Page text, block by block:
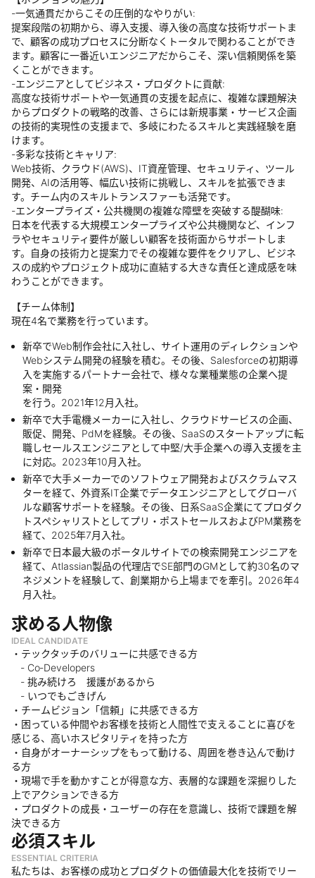
-一気通貫だからこその圧倒的なやりがい:
提案段階の初期から、導入支援、導入後の高度な技術サポートま
で、顧客の成功プロセスに分断なくトータルで関わることができ
ます。顧客に一番近いエンジニアだからこそ、深い信頼関係を築
くことができます。
-エンジニアとしてビジネス・プロダクトに貢献:
高度な技術サポートや一気通貫の支援を起点に、複雑な課題解決
からプロダクトの戦略的改善、さらには新規事業・サービス企画
の技術的実現性の支援まで、多岐にわたるスキルと実践経験を磨
けます。
-多彩な技術とキャリア:
Web技術、クラウド(AWS)、IT資産管理、セキュリティ、ツール
開発、AIの活用等、幅広い技術に挑戦し、スキルを拡張できま
す。チーム内のスキルトランスファーも活発です。
-エンタープライズ・公共機関の複雑な障壁を突破する醍醐味:
日本を代表する大規模エンタープライズや公共機関など、インフ
ラやセキュリティ要件が厳しい顧客を技術面からサポートしま
す。自身の技術力と提案力でその複雑な要件をクリアし、ビジネ
スの成約やプロジェクト成功に直結する大きな責任と達成感を味
わうことができます。
【チーム体制】
現在4名で業務を行っています。
新卒でWeb制作会社に入社し、サイト運用のディレクションや
Webシステム開発の経験を積む。その後、Salesforceの初期導
入を実施するパートナー会社で、様々な業種業態の企業へ提
案・開発
を行う。2021年12月入社。
新卒で大手電機メーカーに入社し、クラウドサービスの企画、
販促、開発、PdMを経験。その後、SaaSのスタートアップに転
職しセールスエンジニアとして中堅/大手企業への導入支援を主
に対応。2023年10月入社。
新卒で大手メーカーでのソフトウェア開発およびスクラムマス
ターを経て、外資系IT企業でデータエンジニアとしてグローバ
ルな顧客サポートを経験。その後、日系SaaS企業にてプロダク
トスペシャリストとしてプリ・ポストセールスおよびPM業務を
経て、2025年7月入社。
新卒で日本最大級のポータルサイトでの検索開発エンジニアを
経て、Atlassian製品の代理店でSE部門のGMとして約30名のマ
ネジメントを経験して、創業期から上場までを牽引。2026年4
月入社。
求める人物像
IDEAL CANDIDATE
・テックタッチのバリューに共感できる方
‐ Co‐Developers
‐ 挑み続けろ 援護があるから
‐ いつでもごきげん
・チームビジョン「信頼」に共感できる方
・困っている仲間やお客様を技術と人間性で支えることに喜びを
感じる、高いホスピタリティを持った方
・自身がオーナーシップをもって動ける、周囲を巻き込んで動け
る方
・現場で手を動かすことが得意な方、表層的な課題を深掘りした
上でアクションできる方
・プロダクトの成長・ユーザーの存在を意識し、技術で課題を解
決できる方
必須スキル
ESSENTIAL CRITERIA
私たちは、お客様の成功とプロダクトの価値最大化を技術でリー